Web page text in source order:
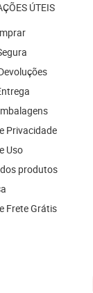
ÚTEIS
Privacidade
Uso
produtos
Frete Grátis